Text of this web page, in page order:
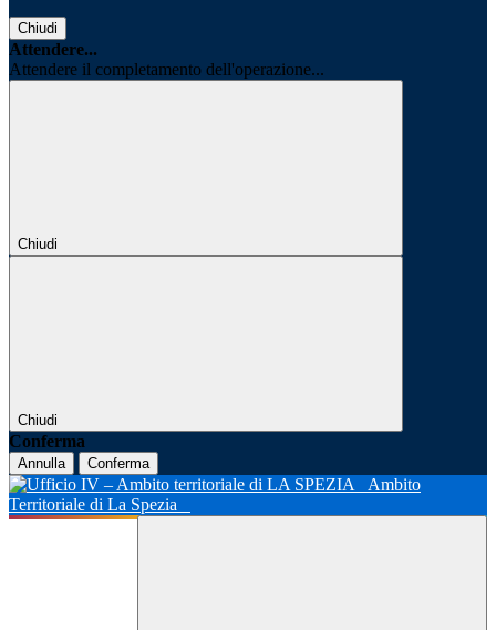
Chiudi
Attendere...
Attendere il completamento dell'operazione...
Chiudi
Chiudi
Conferma
Annulla Conferma
Ambito
Territoriale di La Spezia